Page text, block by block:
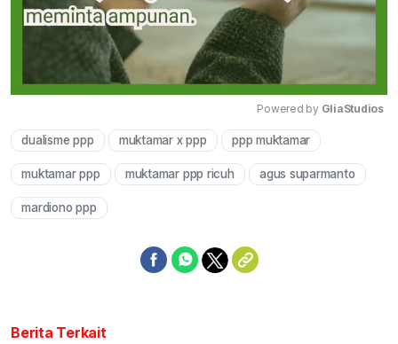
Powered by GliaStudios
dualisme ppp muktamar x ppp ppp muktamar
muktamar ppp muktamar ppp ricuh agus suparmanto
mardiono ppp
Berita Terkait